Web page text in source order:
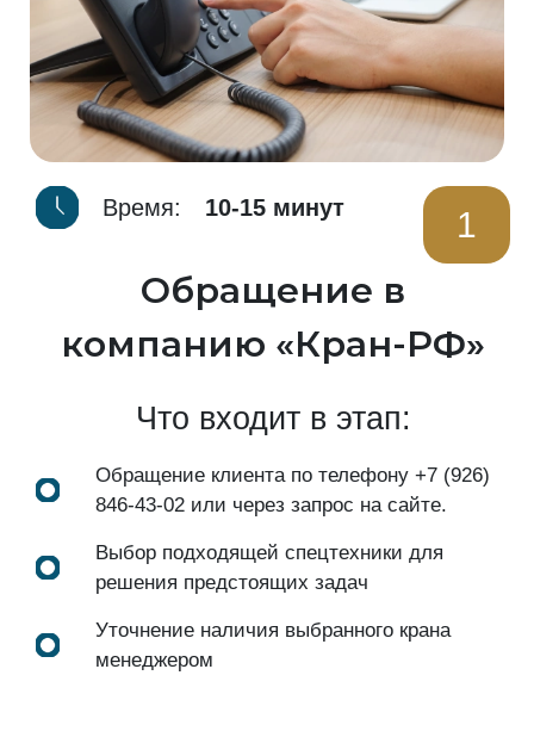
Время: 10-15 минут 1
Обращение в
компанию «Кран-РФ»
Что входит в этап:
Обращение клиента по телефону +7 (926)
846-43-02 или через запрос на сайте.
Выбор подходящей спецтехники для
решения предстоящих задач
Уточнение наличия выбранного крана
менеджером